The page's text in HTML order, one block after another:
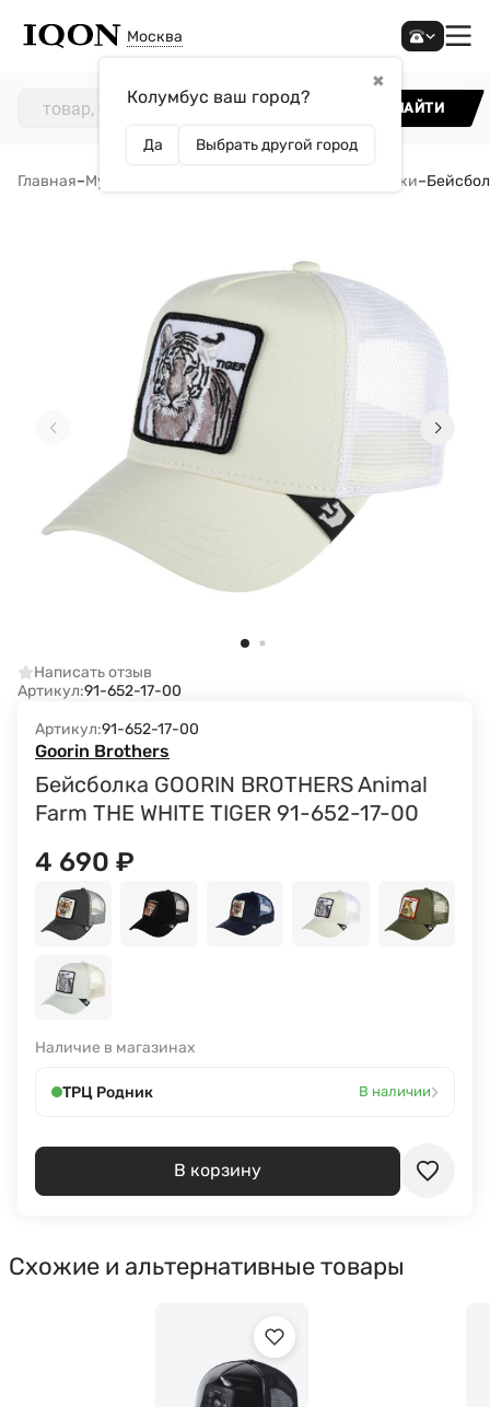
Москва
✖
Колумбус ваш город?
Да Выбрать другой город
НАЙТИ
Главная–Мужчинам Кепки и бейсболки–
Написать отзыв
Артикул:91-652-17-00
Артикул:91-652-17-00
Goorin Brothers
Бейсболка GOORIN BROTHERS Animal
Farm THE WHITE TIGER 91-652-17-00
4 690 ₽
Наличие в магазинах
ТРЦ Родник В наличии›
В корзину
Схожие и альтернативные товары